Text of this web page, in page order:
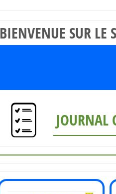
BIENVENUE SUR LE
JOURNAL